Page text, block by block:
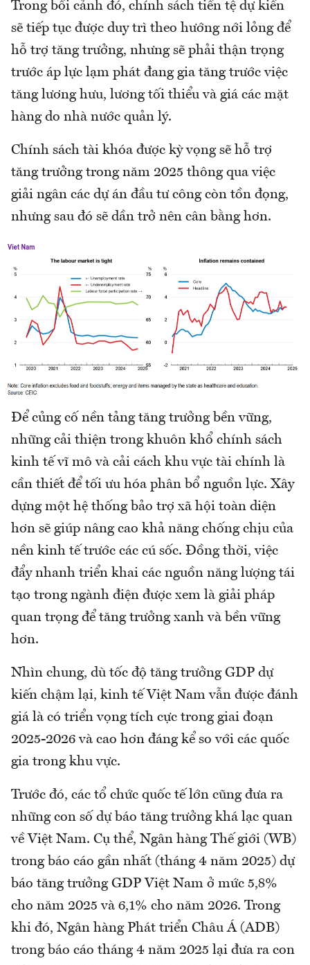
Trong bối cảnh đó, chính sách tiền tệ dự kiến
sẽ tiếp tục được duy trì theo hướng nới lỏng để
hỗ trợ tăng trưởng, nhưng sẽ phải thận trọng
trước áp lực lạm phát đang gia tăng trước việc
tăng lương hưu, lương tối thiểu và giá các mặt
hàng do nhà nước quản lý.
Chính sách tài khóa được kỳ vọng sẽ hỗ trợ
tăng trưởng trong năm 2025 thông qua việc
giải ngân các dự án đầu tư công còn tồn đọng,
nhưng sau đó sẽ dần trở nên cân bằng hơn.
Để củng cố nền tảng tăng trưởng bền vững,
những cải thiện trong khuôn khổ chính sách
kinh tế vĩ mô và cải cách khu vực tài chính là
cần thiết để tối ưu hóa phân bổ nguồn lực. Xây
dựng một hệ thống bảo trợ xã hội toàn diện
hơn sẽ giúp nâng cao khả năng chống chịu của
nền kinh tế trước các cú sốc. Đồng thời, việc
đẩy nhanh triển khai các nguồn năng lượng tái
tạo trong ngành điện được xem là giải pháp
quan trọng để tăng trưởng xanh và bền vững
hơn.
Nhìn chung, dù tốc độ tăng trưởng GDP dự
kiến chậm lại, kinh tế Việt Nam vẫn được đánh
giá là có triển vọng tích cực trong giai đoạn
2025-2026 và cao hơn đáng kể so với các quốc
gia trong khu vực.
Trước đó, các tổ chức quốc tế lớn cũng đưa ra
những con số dự báo tăng trưởng khá lạc quan
về Việt Nam. Cụ thể, Ngân hàng Thế giới (WB)
trong báo cáo gần nhất (tháng 4 năm 2025) dự
báo tăng trưởng GDP Việt Nam ở mức 5,8%
cho năm 2025 và 6,1% cho năm 2026. Trong
khi đó, Ngân hàng Phát triển Châu Á (ADB)
trong báo cáo tháng 4 năm 2025 lại đưa ra con